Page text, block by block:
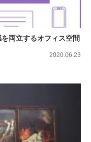
両立するオフィス空間
2020.06.23